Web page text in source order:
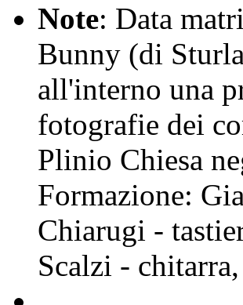
Note: Data
Bunny (di
all'interno una
fotografie dei
Plinio Chiesa
Formazione:
Chiarugi -
Scalzi -